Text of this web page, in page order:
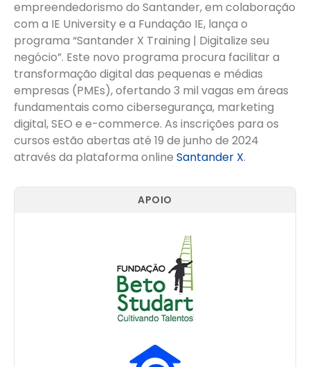
empreendedorismo do Santander, em colaboração
com a IE University e a Fundação IE, lança o
programa “Santander X Training | Digitalize seu
negócio”. Este novo programa procura facilitar a
transformação digital das pequenas e médias
empresas (PMEs), ofertando 3 mil vagas em áreas
fundamentais como cibersegurança, marketing
digital, SEO e e-commerce. As inscrições para os
cursos estão abertas até 19 de junho de 2024
através da plataforma online Santander X.
APOIO